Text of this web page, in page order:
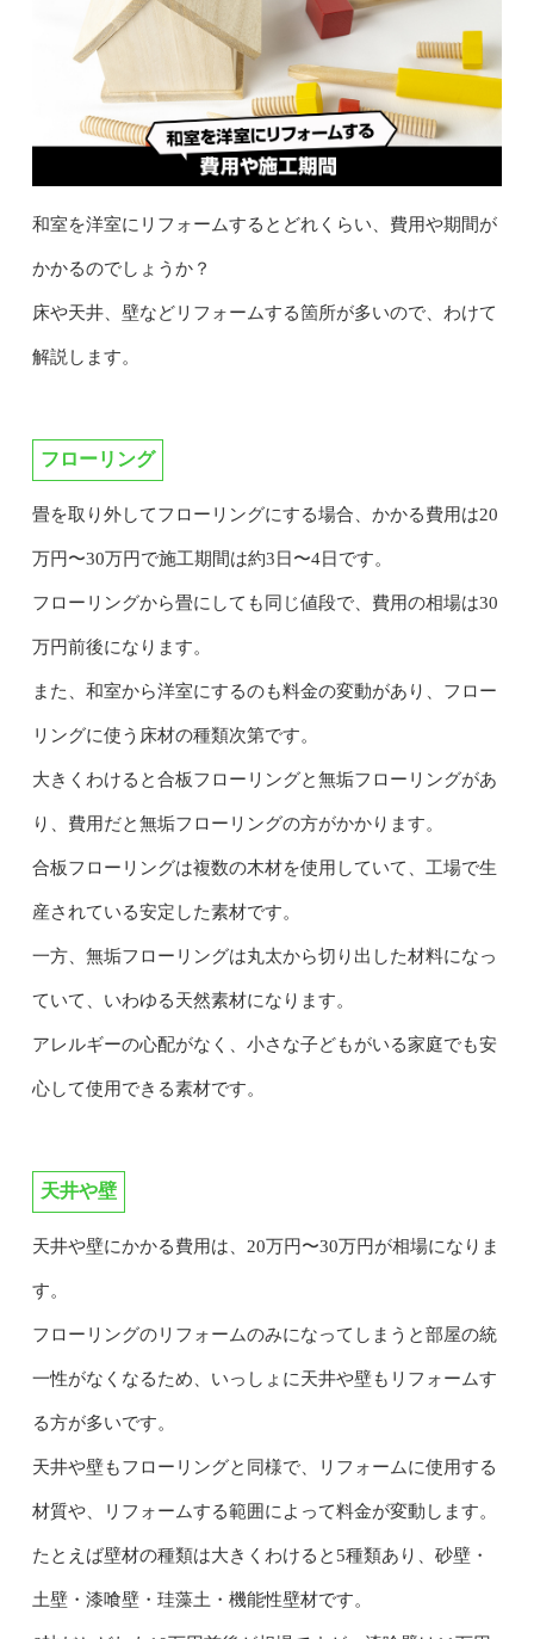
和室を洋室にリフォームするとどれくらい、費用や期間が
かかるのでしょうか？
床や天井、壁などリフォームする箇所が多いので、わけて
解説します。
フローリング
畳を取り外してフローリングにする場合、かかる費用は20
万円〜30万円で施工期間は約3日〜4日です。
フローリングから畳にしても同じ値段で、費用の相場は30
万円前後になります。
また、和室から洋室にするのも料金の変動があり、フロー
リングに使う床材の種類次第です。
大きくわけると合板フローリングと無垢フローリングがあ
り、費用だと無垢フローリングの方がかかります。
合板フローリングは複数の木材を使用していて、工場で生
産されている安定した素材です。
一方、無垢フローリングは丸太から切り出した材料になっ
ていて、いわゆる天然素材になります。
アレルギーの心配がなく、小さな子どもがいる家庭でも安
心して使用できる素材です。
天井や壁
天井や壁にかかる費用は、20万円〜30万円が相場になりま
す。
フローリングのリフォームのみになってしまうと部屋の統
一性がなくなるため、いっしょに天井や壁もリフォームす
る方が多いです。
天井や壁もフローリングと同様で、リフォームに使用する
材質や、リフォームする範囲によって料金が変動します。
たとえば壁材の種類は大きくわけると5種類あり、砂壁・
土壁・漆喰壁・珪藻土・機能性壁材です。